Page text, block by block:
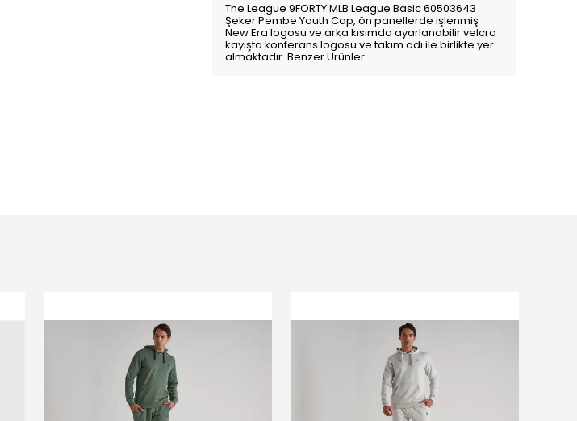
The League 9FORTY MLB League Basic 60503643
Şeker Pembe Youth Cap, ön panellerde işlenmiş
New Era logosu ve arka kısımda ayarlanabilir velcro
kayışta konferans logosu ve takım adı ile birlikte yer
almaktadır. Benzer Ürünler